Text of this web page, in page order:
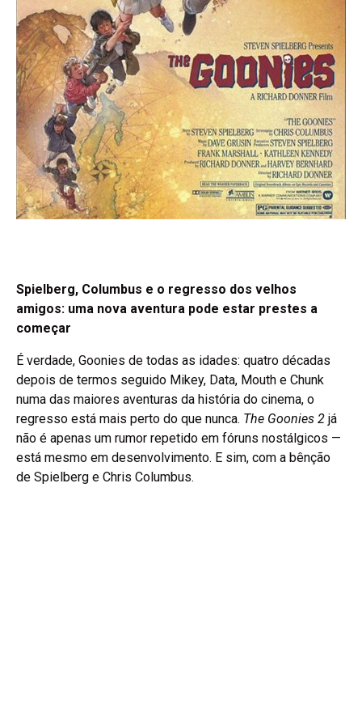
Spielberg, Columbus e o regresso dos velhos
amigos: uma nova aventura pode estar prestes a
começar
É verdade, Goonies de todas as idades: quatro décadas
depois de termos seguido Mikey, Data, Mouth e Chunk
numa das maiores aventuras da história do cinema, o
regresso está mais perto do que nunca. The Goonies 2 já
não é apenas um rumor repetido em fóruns nostálgicos —
está mesmo em desenvolvimento. E sim, com a bênção
de Spielberg e Chris Columbus.